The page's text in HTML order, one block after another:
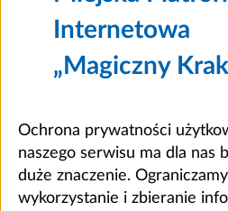
Internetowa
„Magiczny
Ochrona prywatności
naszego serwisu ma dla nas
duże znaczenie. Ograniczamy
wykorzystanie i zbieranie